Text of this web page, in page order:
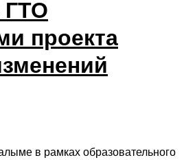
ГТО
проекта
в рамках образовательного